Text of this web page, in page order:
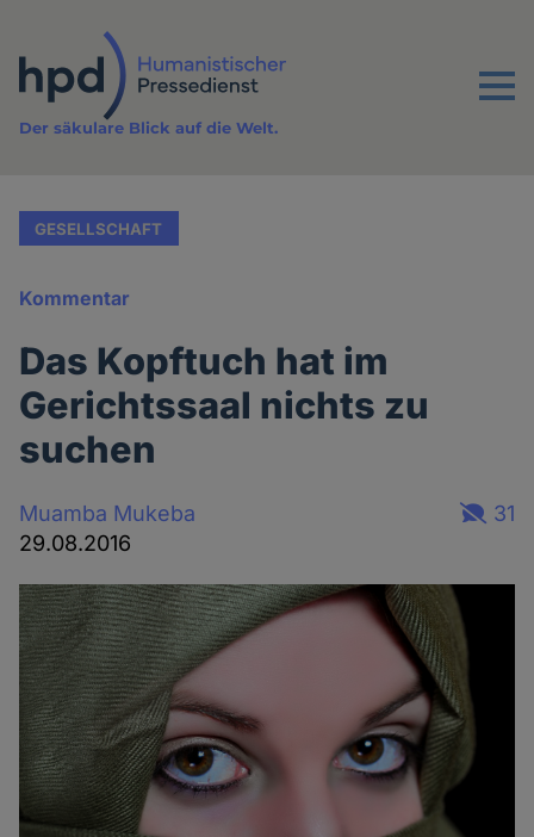
Inhalt
Menu
Der säkulare Blick auf die Welt.
GESELLSCHAFT
Kommentar
Das Kopftuch hat im
Gerichtssaal nichts zu
suchen
Muamba Mukeba
29.08.2016
31